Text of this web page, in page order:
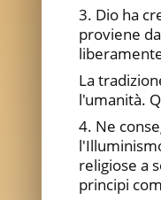
3. Dio ha
proviene
La
l'umanità.
4. Ne
religiose a
principi